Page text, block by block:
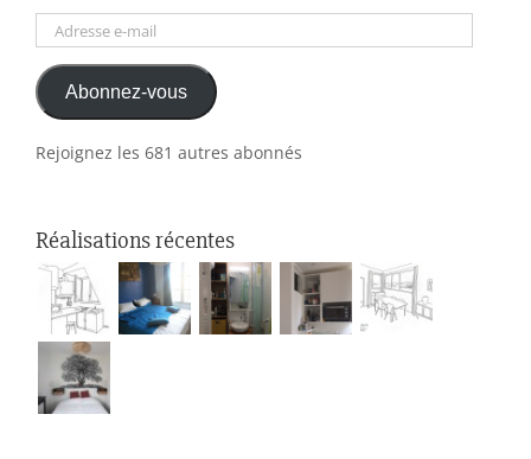
Adresse
mailAbonnez-vous
Rejoignez les 681 autres abonnés
Réalisations récentes